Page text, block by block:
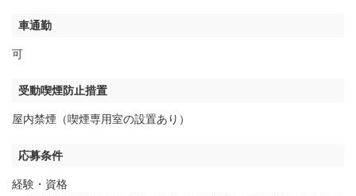
車通勤
可
受動喫煙防止措置
屋内禁煙（喫煙専用室の設置あり）
応募条件
経験・資格